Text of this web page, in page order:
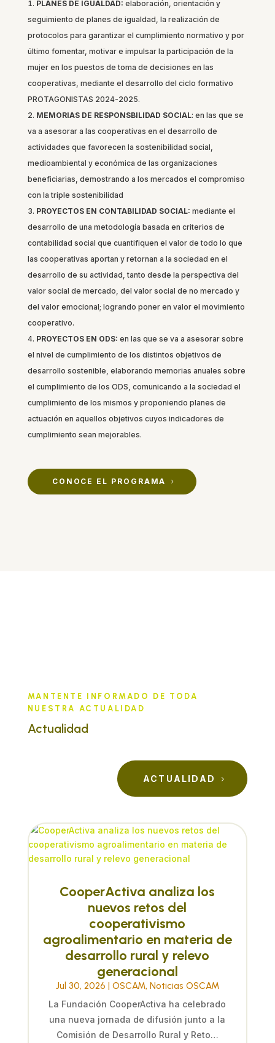
PLANES DE IGUALDAD: elaboración, orientación y
seguimiento de planes de igualdad, la realización de
protocolos para garantizar el cumplimiento normativo y por
último fomentar, motivar e impulsar la participación de la
mujer en los puestos de toma de decisiones en las
cooperativas, mediante el desarrollo del ciclo formativo
PROTAGONISTAS 2024-2025.
MEMORIAS DE RESPONSBILIDAD SOCIAL: en las que se
va a asesorar a las cooperativas en el desarrollo de
actividades que favorecen la sostenibilidad social,
medioambiental y económica de las organizaciones
beneficiarias, demostrando a los mercados el compromiso
con la triple sostenibilidad
PROYECTOS EN CONTABILIDAD SOCIAL: mediante el
desarrollo de una metodología basada en criterios de
contabilidad social que cuantifiquen el valor de todo lo que
las cooperativas aportan y retornan a la sociedad en el
desarrollo de su actividad, tanto desde la perspectiva del
valor social de mercado, del valor social de no mercado y
del valor emocional; logrando poner en valor el movimiento
cooperativo.
PROYECTOS EN ODS: en las que se va a asesorar sobre
el nivel de cumplimiento de los distintos objetivos de
desarrollo sostenible, elaborando memorias anuales sobre
el cumplimiento de los ODS, comunicando a la sociedad el
cumplimiento de los mismos y proponiendo planes de
actuación en aquellos objetivos cuyos indicadores de
cumplimiento sean mejorables.
CONOCE EL PROGRAMA
MANTENTE INFORMADO DE TODA
NUESTRA ACTUALIDAD
Actualidad
ACTUALIDAD
CooperActiva analiza los
nuevos retos del
cooperativismo
agroalimentario en materia de
desarrollo rural y relevo
generacional
Jul 30, 2026 | OSCAM, Noticias OSCAM
La Fundación CooperActiva ha celebrado
una nueva jornada de difusión junto a la
Comisión de Desarrollo Rural y Reto…